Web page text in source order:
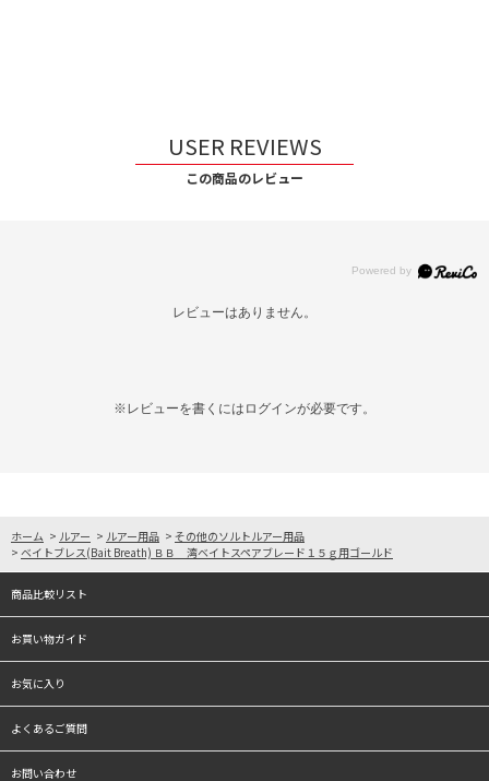
USER REVIEWS
この商品のレビュー
レビューはありません。
※レビューを書くには ログインが必要です。
ホーム > ルアー > ルアー用品 > その他のソルトルアー用品
> ベイトブレス(Bait Breath) ＢＢ 湾ベイトスペアブレード１５ｇ用ゴールド
商品比較リスト
お買い物ガイド
お気に入り
よくあるご質問
お問い合わせ